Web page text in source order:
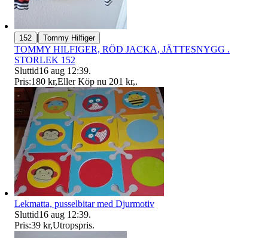
152 | Tommy Hilfiger
TOMMY HILFIGER, RÖD JACKA, JÄTTESNYGG .
STORLEK 152
Sluttid16 aug 12:39.
Pris:180 kr,Eller Köp nu 201 kr,.
Lekmatta, pusselbitar med Djurmotiv
Sluttid16 aug 12:39.
Pris:39 kr,Utropspris.